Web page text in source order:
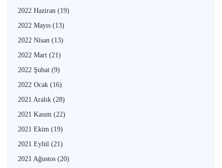
2022 Haziran (19)
2022 Mayıs (13)
2022 Nisan (13)
2022 Mart (21)
2022 Şubat (9)
2022 Ocak (16)
2021 Aralık (28)
2021 Kasım (22)
2021 Ekim (19)
2021 Eylül (21)
2021 Ağustos (20)